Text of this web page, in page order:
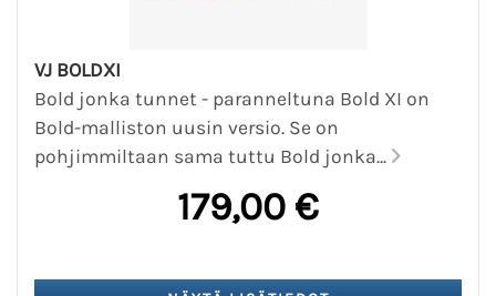
VJ BOLDXI
Bold jonka tunnet - paranneltuna Bold XI on
Bold-malliston uusin versio. Se on
pohjimmiltaan sama tuttu Bold jonka...
179,00 €